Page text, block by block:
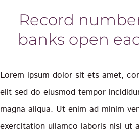
Record
banks open
Lorem ipsum dolor sit ets amet,
elit sed do eiusmod tempor
magna aliqua. Ut enim ad minim
exercitation ullamco laboris nisi ut